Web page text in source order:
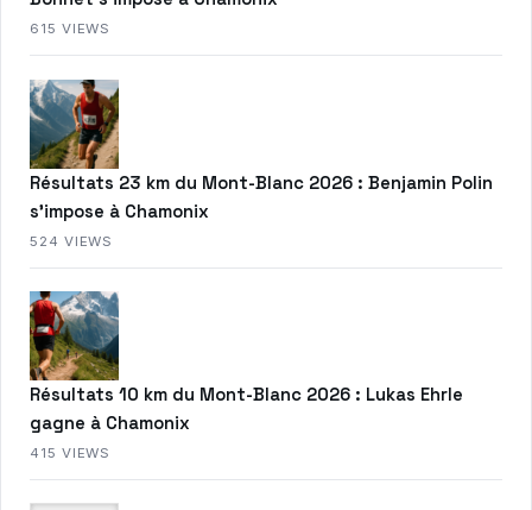
615 VIEWS
Résultats 23 km du Mont-Blanc 2026 : Benjamin Polin
s’impose à Chamonix
524 VIEWS
Résultats 10 km du Mont-Blanc 2026 : Lukas Ehrle
gagne à Chamonix
415 VIEWS